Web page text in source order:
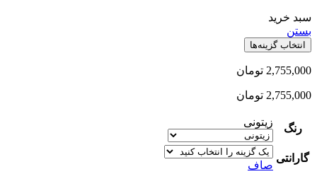
خرید
انتخاب گزینه‌ها
تومان
تومان
رنگ
زیتونی
گارانتی
صاف